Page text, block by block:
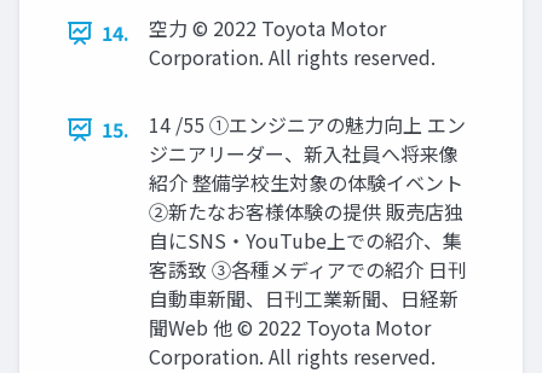
14.
空力 © 2022 Toyota Motor
Corporation. All rights reserved.
15.
14 /55 ①エンジニアの魅力向上 エン
ジニアリーダー、新入社員へ将来像
紹介 整備学校生対象の体験イベント
②新たなお客様体験の提供 販売店独
自にSNS・YouTube上での紹介、集
客誘致 ③各種メディアでの紹介 日刊
自動車新聞、日刊工業新聞、日経新
聞Web 他 © 2022 Toyota Motor
Corporation. All rights reserved.